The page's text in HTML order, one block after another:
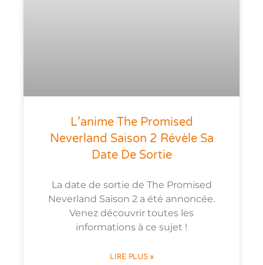
L’anime The Promised
Neverland Saison 2 Révèle Sa
Date De Sortie
La date de sortie de The Promised
Neverland Saison 2 a été annoncée.
Venez découvrir toutes les
informations à ce sujet !
LIRE PLUS »